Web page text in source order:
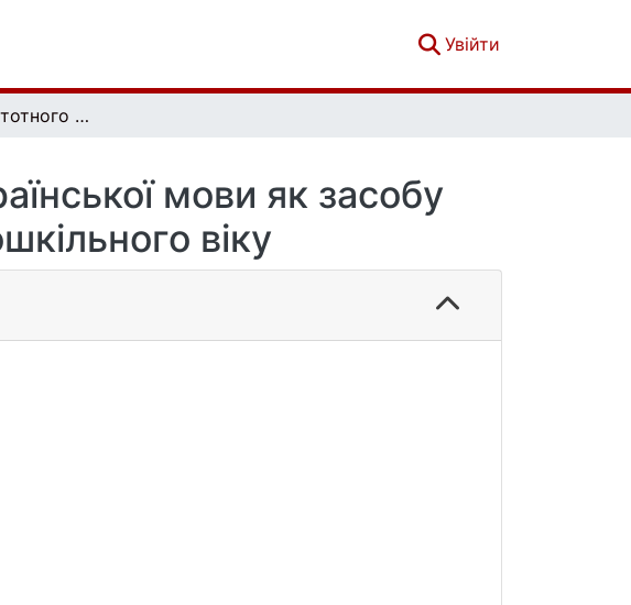
Увійти
Укладання частотного словника української мови як засобу мовного розвитку дітей дошкільного віку
мови як засобу
віку